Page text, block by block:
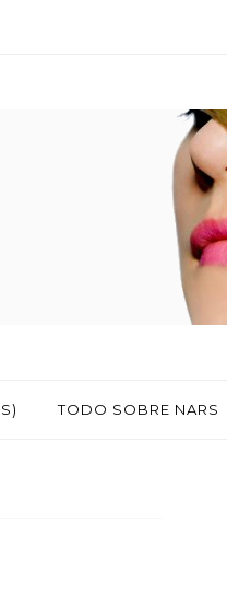
TODO SOBRE NARS